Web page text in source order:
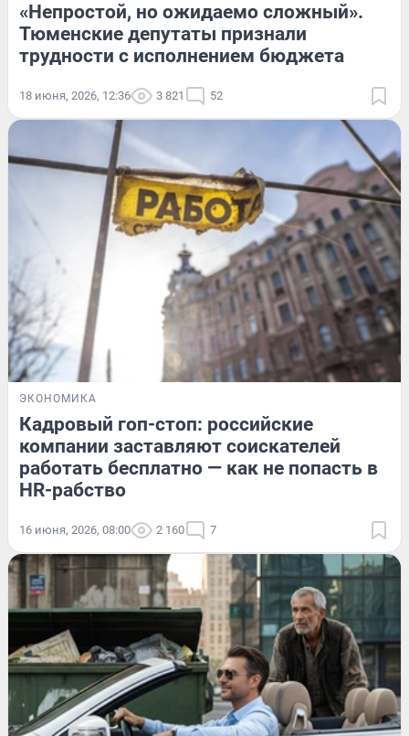
«Непростой, но ожидаемо сложный».
Тюменские депутаты признали
трудности с исполнением бюджета
18 июня, 2026, 12:36 3 821 52
ЭКОНОМИКА
Кадровый гоп-стоп: российские
компании заставляют соискателей
работать бесплатно — как не попасть в
HR-рабство
16 июня, 2026, 08:00 2 160 7